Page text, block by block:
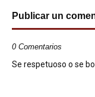
Publicar un
0 Comentarios
Se respetuoso o se